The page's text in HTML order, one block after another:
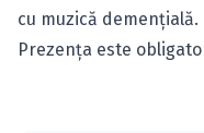
cu muzică demenţială.
Prezenţa este